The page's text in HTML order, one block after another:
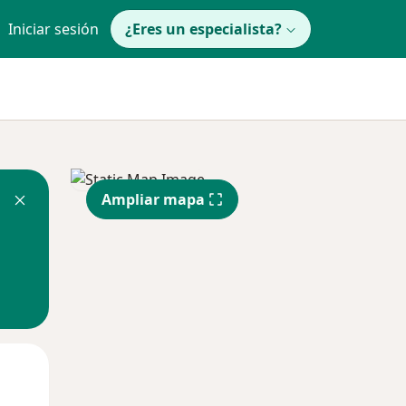
Iniciar sesión ¿Eres un especialista?
Ampliar mapa